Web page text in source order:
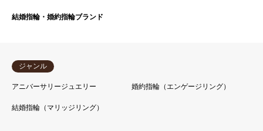
結婚指輪・婚約指輪ブランド
ジャンル
アニバーサリージュエリー 婚約指輪（エンゲージリング）
結婚指輪（マリッジリング）